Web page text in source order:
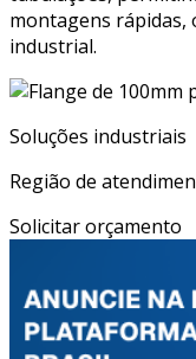
montagens rápidas,
industrial.
Soluções industriais
Região de
Solicitar orçamento